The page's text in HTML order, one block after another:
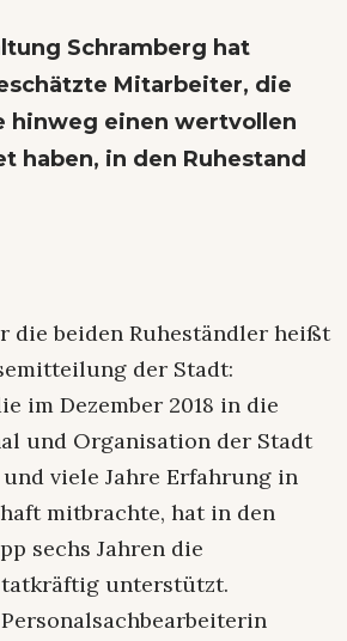
Schramberg hat
Mitarbeiter, die
hinweg einen wertvollen
haben, in den Ruhestand
die beiden Ruheständler heißt
der Stadt:
im Dezember 2018 in die
und Organisation der Stadt
viele Jahre Erfahrung in
mitbrachte, hat in den
sechs Jahren die
unterstützt.